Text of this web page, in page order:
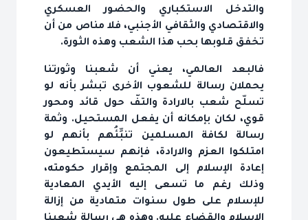
والتدخل الاستكباري والحضور العسكري
والاقتصادي والثقافي الأجنبي، فلا مناص من أن
تخفق قلوبها بحب هذا الشعب وهذه الثورة.
فالبعد العالمي، يعني أن شعبنا وثورتنا
يحملان رسالة للشعوب الأخرى تبشر بأنه لو
تسلّح شعب بالارادة والتفّ حول قائد ومحور
قوي، لكان بإمكانه أن يفعل المستحيل. وثمة
رسالة لكافة المسلمين تنبِّئُهم بأنهم لو
امتلكوا العزم والارادة، فإنهم سيستطيعون
إعادة الإسلام إلى المجتمع وإقرار حكومته،
وذلك رغم ما تسعى إليه الأيدي المعادية
للإسلام على طول سنوات متمادية من إزالة